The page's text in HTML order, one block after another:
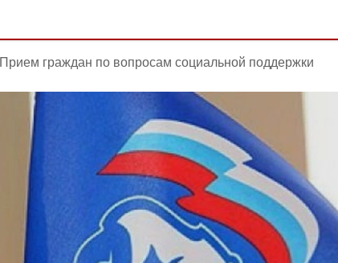
Прием граждан по вопросам социальной поддержки